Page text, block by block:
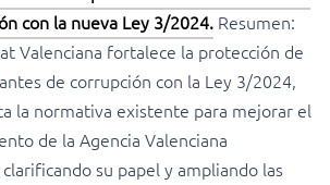
con la nueva Ley 3/2024. Resumen:
Valenciana fortalece la protección de
de corrupción con la Ley 3/2024,
la normativa existente para mejorar el
de la Agencia Valenciana
su papel y ampliando las